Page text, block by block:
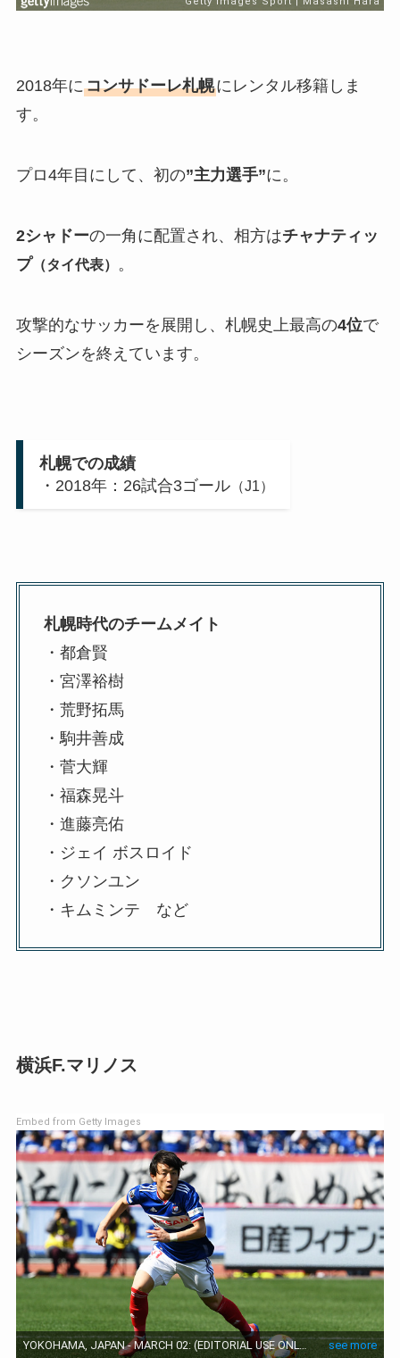
2018年にコンサドーレ札幌にレンタル移籍しま
す。
プロ4年目にして、初の”主力選手”に。
2シャドーの一角に配置され、相方はチャナティッ
プ（タイ代表） 。
攻撃的なサッカーを展開し、札幌史上最高の4位で
シーズンを終えています。
札幌での成績
・2018年：26試合3ゴール（J1）
札幌時代のチームメイト
・都倉賢
・宮澤裕樹
・荒野拓馬
・駒井善成
・菅大輝
・福森晃斗
・進藤亮佑
・ジェイ ボスロイド
・クソンユン
・キムミンテ など
横浜F.マリノス
Embed from Getty Images